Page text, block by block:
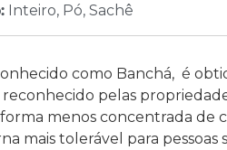
Inteiro, Pó, Sachê
como Banchá, é
reconhecido pelas
menos concentrada de
mais tolerável para pessoas